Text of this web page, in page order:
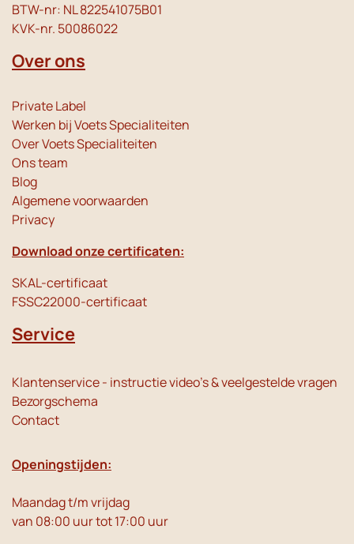
BTW-nr: NL 822541075B01
KVK-nr. 50086022
Over ons
Private Label
Werken bij Voets Specialiteiten
Over Voets Specialiteiten
Ons team
Blog
Algemene voorwaarden
Privacy
Download onze certificaten:
SKAL-certificaat
FSSC22000-certificaat
Service
Klantenservice - instructie video's & veelgestelde vragen
Bezorgschema
Contact
Openingstijden:
Maandag t/m vrijdag
van 08:00 uur tot 17:00 uur